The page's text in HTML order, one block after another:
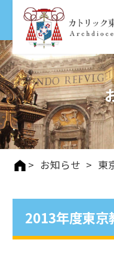
> お知らせ > 東
2013年度東京